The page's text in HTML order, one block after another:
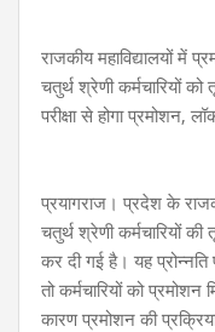
राजकीय महाविद्यालयों में
चतुर्थ श्रेणी कर्मचारियों
परीक्षा से होगा प्रमोशन,
प्रयागराज। प्रदेश के
चतुर्थ श्रेणी कर्मचारियों
कर दी गई है। यह प्रोन्नति
तो कर्मचारियों को
कारण प्रमोशन की